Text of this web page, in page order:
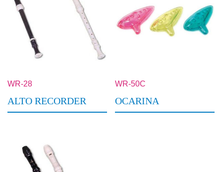
WR-28
ALTO RECORDER
WR-50C
OCARINA